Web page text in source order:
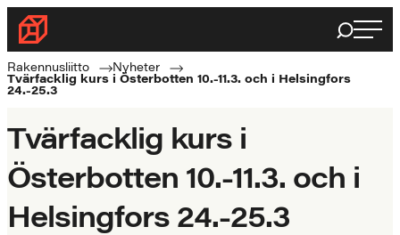
Byggnadsförbundet
Rakennusalan
ammattilaisten
Haku
Rakennusliitto
Nyheter
Tvärfacklig kurs i Österbotten 10.-11.3. och i Helsingfors
24.-25.3
Tvärfacklig kurs i
Österbotten 10.-11.3. och i
Helsingfors 24.-25.3